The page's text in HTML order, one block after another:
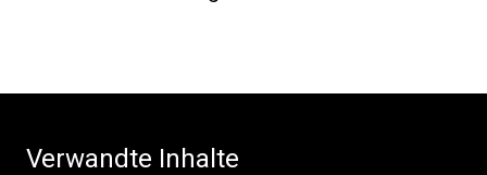
Verwandte Inhalte